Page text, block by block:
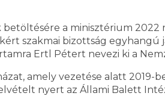
a minisztérium
szakmai bizottság
Ertl Pétert nevezi ki a
amely vezetése alatt
nyert az Állami Balett